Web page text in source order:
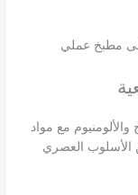
مطبخ عملي
مع مواد
الأسلوب العصري